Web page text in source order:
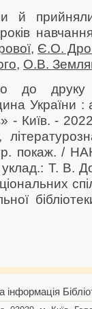
й
, Є.О.
, О.В.
до друку
України :
- Київ. -
покаж. /
уклад.: Т. В.
інформація